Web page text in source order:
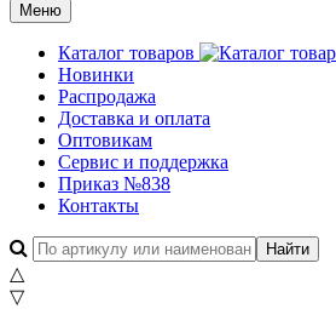
Меню
Каталог товаров
Новинки
Распродажа
Доставка и оплата
Оптовикам
Сервис и поддержка
Приказ №838
Контакты
△
▽